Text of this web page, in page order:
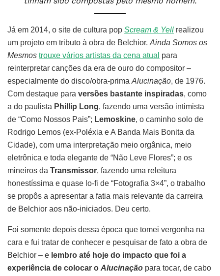
Já em 2014, o site de cultura pop Scream & Yell realizou
um projeto em tributo à obra de Belchior. Ainda Somos os
Mesmos trouxe vários artistas da cena atual para
reinterpretar canções da era de ouro do compositor –
especialmente do disco/obra-prima Alucinação, de 1976.
Com destaque para versões bastante inspiradas, como
a do paulista Phillip Long, fazendo uma versão intimista
de “Como Nossos Pais”; Lemoskine, o caminho solo de
Rodrigo Lemos (ex-Poléxia e A Banda Mais Bonita da
Cidade), com uma interpretação meio orgânica, meio
eletrônica e toda elegante de “Não Leve Flores”; e os
mineiros da Transmissor, fazendo uma releitura
honestíssima e quase lo-fi de “Fotografia 3×4”, o trabalho
se propôs a apresentar a fatia mais relevante da carreira
de Belchior aos não-iniciados. Deu certo.
Foi somente depois dessa época que tomei vergonha na
cara e fui tratar de conhecer e pesquisar de fato a obra de
Belchior – e lembro até hoje do impacto que foi a
experiência de colocar o Alucinação para tocar, de cabo